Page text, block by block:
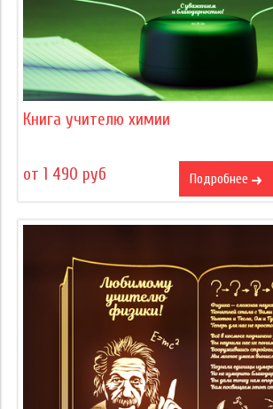
Книга учителю химии
от 1 490 руб Подробнее